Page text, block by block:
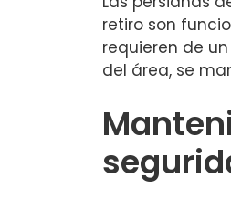
retiro son
requieren de
del área, se